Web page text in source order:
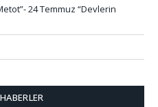
24 Temmuz “Devlerin